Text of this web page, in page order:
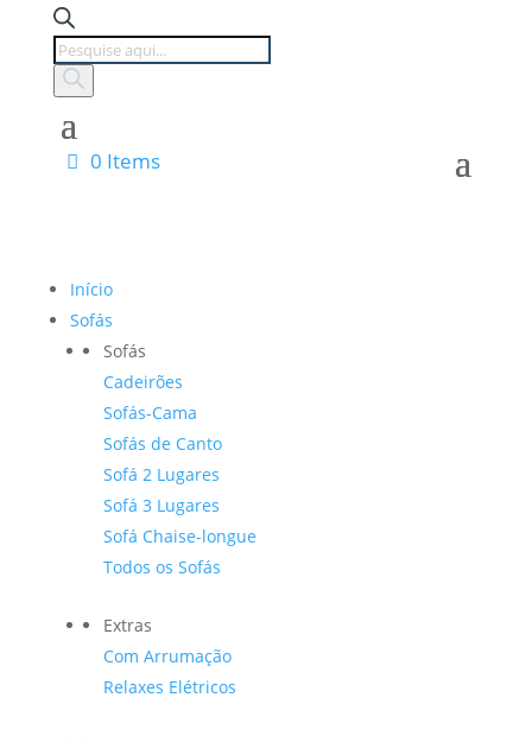
Products
search
0 Items
Início
Sofás
Sofás
Cadeirões
Sofás-Cama
Sofás de Canto
Sofá 2 Lugares
Sofá 3 Lugares
Sofá Chaise-longue
Todos os Sofás
Extras
Com Arrumação
Relaxes Elétricos